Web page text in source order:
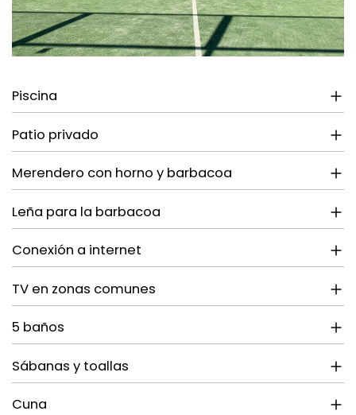
Piscina
Patio privado
Merendero con horno y barbacoa
Leña para la barbacoa
Conexión a internet
TV en zonas comunes
5 baños
Sábanas y toallas
Cuna